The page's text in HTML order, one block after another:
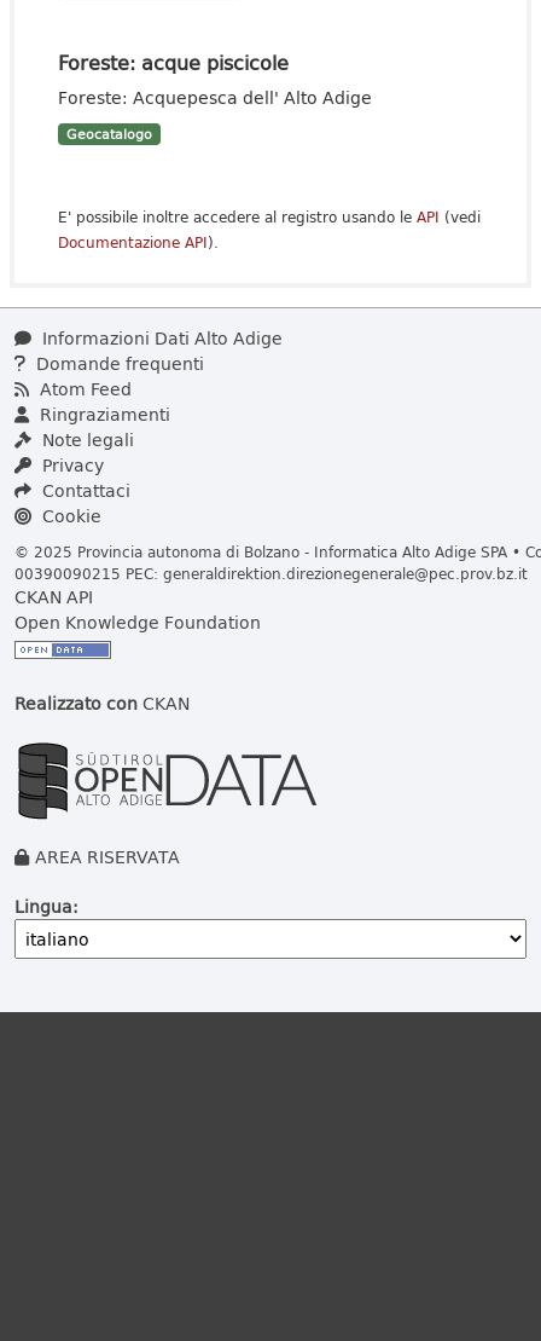
Foreste: acque piscicole
Foreste: Acquepesca dell' Alto Adige
Geocatalogo
E' possibile inoltre accedere al registro usando le API (vedi
Documentazione API).
Informazioni Dati Alto Adige
Domande frequenti
Atom Feed
Ringraziamenti
Note legali
Privacy
Contattaci
Cookie
© 2025 Provincia autonoma di Bolzano - Informatica Alto Adige SPA •
00390090215 PEC: generaldirektion.direzionegenerale@pec.prov.bz.it
CKAN API
Open Knowledge Foundation
Realizzato conCKAN
AREA RISERVATA
Lingua